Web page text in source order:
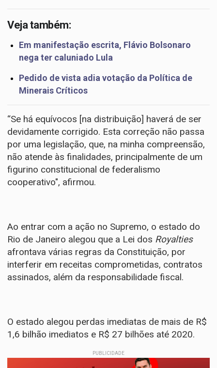
Veja também:
Em manifestação escrita, Flávio Bolsonaro
nega ter caluniado Lula
Pedido de vista adia votação da Política de
Minerais Críticos
“Se há equívocos [na distribuição] haverá de ser
devidamente corrigido. Esta correção não passa
por uma legislação, que, na minha compreensão,
não atende às finalidades, principalmente de um
figurino constitucional de federalismo
cooperativo", afirmou.
Ao entrar com a ação no Supremo, o estado do
Rio de Janeiro alegou que a Lei dos Royalties
afrontava várias regras da Constituição, por
interferir em receitas comprometidas, contratos
assinados, além da responsabilidade fiscal.
O estado alegou perdas imediatas de mais de R$
1,6 bilhão imediatos e R$ 27 bilhões até 2020.
PUBLICIDADE